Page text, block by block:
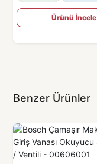
Ürünü İncele
Benzer Ürünler